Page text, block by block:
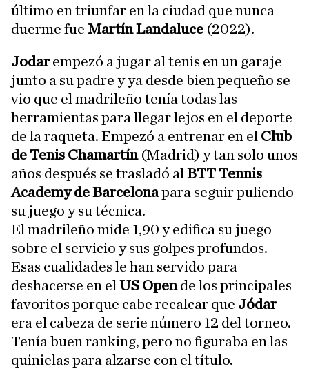
último en triunfar en la ciudad que nunca
duerme fue Martín Landaluce (2022).
Jodarempezó a jugar al tenis en un garaje
junto a su padre y ya desde bien pequeño se
vio que el madrileño tenía todas las
herramientas para llegar lejos en el deporte
de la raqueta. Empezó a entrenar en el Club
de Tenis Chamartín(Madrid) y tan solo unos
años después se trasladó al BTT Tennis
Academy de Barcelonapara seguir puliendo
su juego y su técnica.
El madrileño mide 1,90 y edifica su juego
sobre el servicio y sus golpes profundos.
Esas cualidades le han servido para
deshacerse en el US Opende los principales
favoritos porque cabe recalcar que Jódar
era el cabeza de serie número 12 del torneo.
Tenía buen ranking, pero no figuraba en las
quinielas para alzarse con el título.